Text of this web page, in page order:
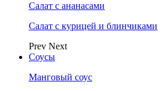
Салат с ананасами
Салат с курицей и блинчиками
Prev Next
Соусы
Манговый соус